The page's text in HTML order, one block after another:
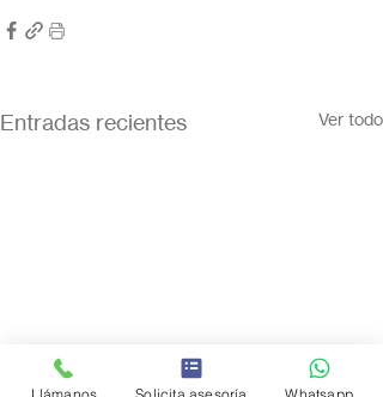
Entradas recientes Ver todo
Llámanos Solicita asesoría Whatsapp